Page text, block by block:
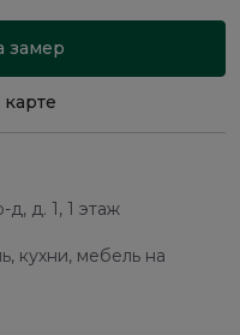
замер
д, д. 1, 1 этаж
кухни, мебель на